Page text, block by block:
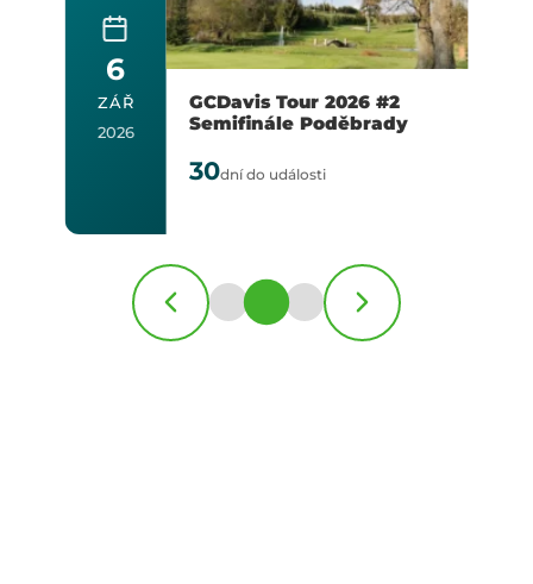
6
ZÁŘ
2026
GCDavis Tour 2026 #2
Semifinále Poděbrady
30dní do události